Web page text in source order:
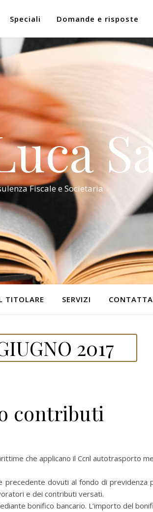
Speciali Domande e risposte
Fiscale e Societaria
TITOLARE SERVIZI
2017
contributi
che applicano il Ccnl autotrasporto
precedente dovuti al fondo di previdenza
e dei contributi versati.
bonifico bancario. L’importo del